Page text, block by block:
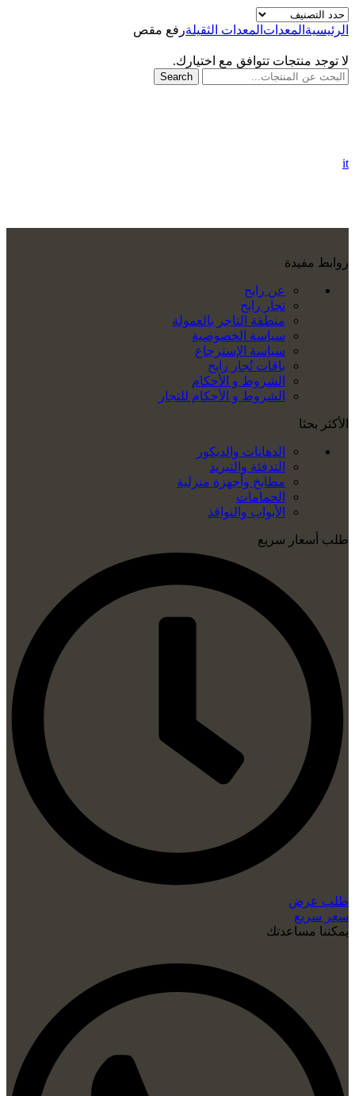
الرئيسية المعدات المعدات الثقيلةرفع مقص
لا توجد منتجات تتوافق مع اختيارك.
Search
it
روابط مفيدة
عن رابح
تجار رابح
منطقة التاجر بالعمولة
سياسة الخصوصية
سياسة الإسترجاع
باقات تُجار رابح
الشروط و الأحكام
الشروط و الأحكام للتجار
الأكثر بحثا
الدهانات والديكور
التدفئة والتبريد
مطابخ وأجهزة منزلية
الحمامات
الأبواب والنوافذ
طلب أسعار سريع
طلب عرض
سعر سريع
يمكننا مساعدتك